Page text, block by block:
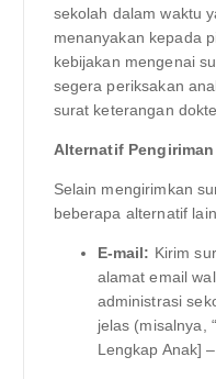
sekolah dalam waktu
menanyakan kepada
kebijakan mengenai
segera periksakan
surat keterangan
Alternatif
Selain mengirimkan
beberapa alternatif
E-mail: Kirim
alamat email
administrasi
jelas (misalnya,
Lengkap Anak]